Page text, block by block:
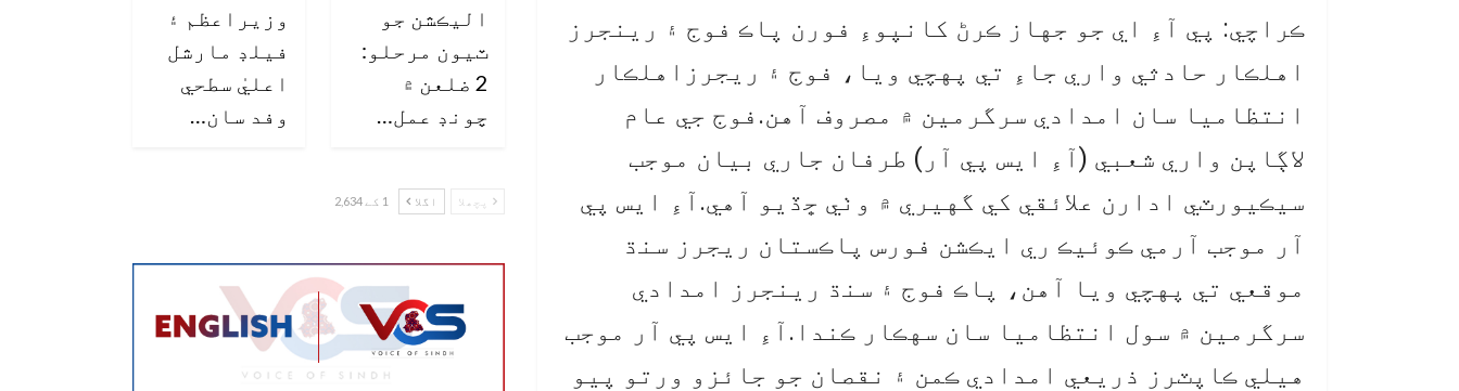
ڪراچي: پي آءِ اي جو جهاز ڪرڻ کانپوءِ فورن پاڪ فوج ۽ رينجرز
اهلڪار حادثي واري جاءِ تي پهچي ويا، فوج ۽ ريجرزاهلڪار
انتظاميا سان امدادي سرگرمين ۾ مصروف آهن.فوج جي عام
لاڳاپن واري شعبي (آءِ ايس پي آر) طرفان جاري بيان موجب
سيڪيورٽي ادارن علائقي کي گهيري ۾ وٺي ڇڏيو آهي.آءِ ايس پي
آر موجب آرمي ڪوئيڪ ري ايڪشن فورس پاڪستان ريجرز سنڌ
موقعي تي پهچي ويا آهن، پاڪ فوج ۽ سنڌ رينجرز امدادي
سرگرمين ۾ سول انتظاميا سان سهڪار ڪندا.آءِ ايس پي آر موجب
هيلي ڪاپٽرز ذريعي امدادي ڪمن ۽ نقصان جو جائزو ورتو پيو
اليڪشن جو
ٽيون مرحلو:
2 ضلعن ۾
چونڊ عمل…
وزيراعظم ۽
فيلڊ مارشل
اعليٰ سطحي
وفد سان…
پچھلا اگلا 1 کے 2,634